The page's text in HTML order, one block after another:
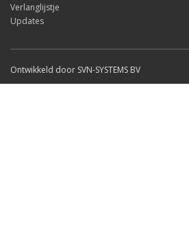
Verlanglijstje
Updates
Ontwikkeld door SVN-SYSTEMS BV